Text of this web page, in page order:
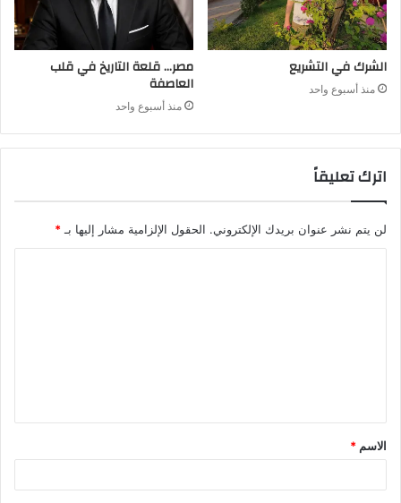
الشرك في التشريع
منذ أسبوع واحد
مصر… قلعة التاريخ في قلب
العاصفة
منذ أسبوع واحد
اترك تعليقاً
لن يتم نشر عنوان بريدك الإلكتروني. الحقول الإلزامية مشار إليها بـ *
الاسم *